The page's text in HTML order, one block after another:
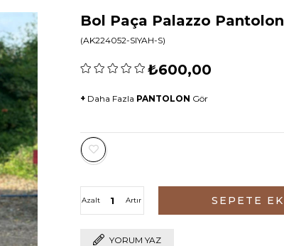
Bol Paça Palazzo Pantolon
(AK224052-SIYAH-S)
₺600,00
+ Daha Fazla PANTOLON Gör
Artır
Azalt
YORUM YAZ